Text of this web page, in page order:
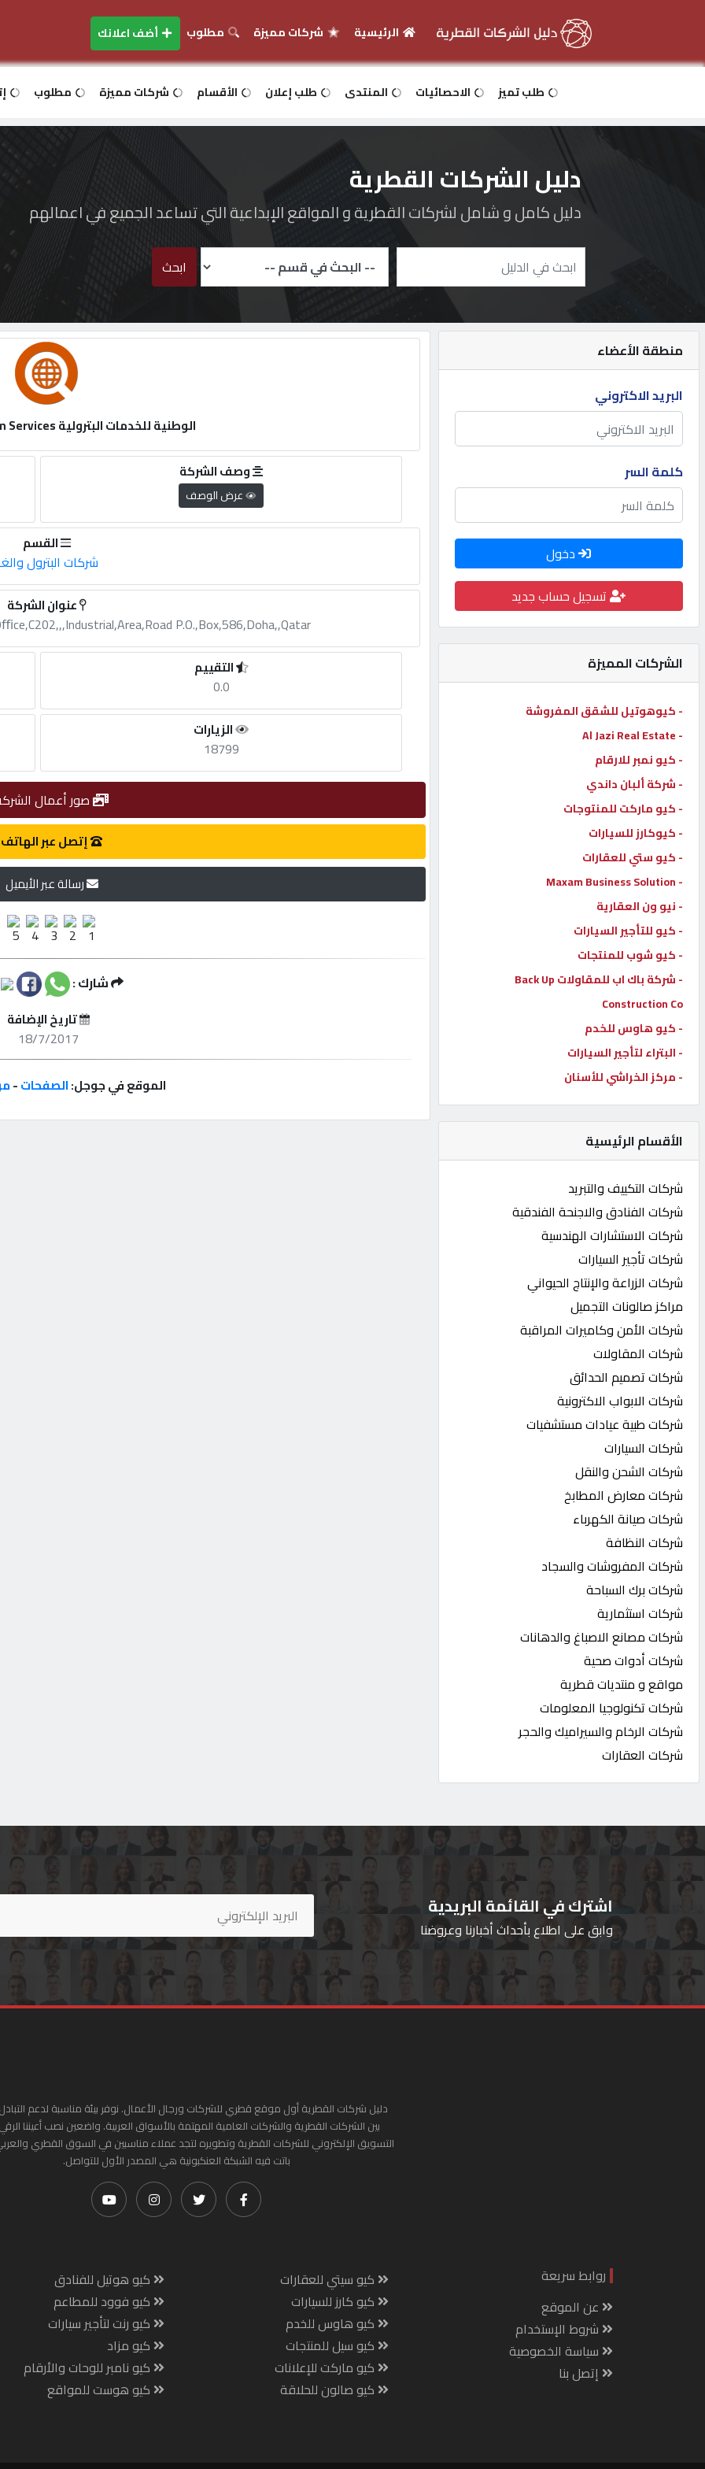
دخول
اعلانك
مطلوب
طلب
الاحصائيات
الأقسام
شركات
مميزة
إبحث
إتصل
بنا
إعلانات
المنتدى
كيو
مزاد
كيو
نمبر
كيو
كارز
كيو
الدليل
القطري
POWERED
QHOST
الرئيسية شركات مميزة مطلوب أضف اعلانك
طلب تميز الاحصائيات المنتدى طلب إعلان الأقسام شركات مميزة مطلوب
دليل الشركات القطرية
دليل كامل و شامل لشركات القطرية و المواقع الإبداعية التي تساعد الجميع في اعمالهم
ابحث
منطقة الأعضاء
البريد الاكتروني
كلمة السر
دخول
تسجيل حساب جديد
الشركات المميزة
- كيوهوتيل للشقق المفروشة
- Al Jazi Real Estate
- كيو نمبر للارقام
- شركة ألبان داندي
- كيو ماركت للمنتوجات
- كيوكارز للسيارات
- كيو ستي للعقارات
- Maxam Business Solution
- نيو ون العقارية
- كيو للتأجير السيارات
- كيو شوب للمنتجات
- شركة باك اب للمقاولات Back Up
Construction Co
- كيو هاوس للخدم
- البتراء لتأجير السيارات
- مركز الخراشي للأسنان
الأقسام الرئيسية
شركات التكييف والتبريد
شركات الفنادق والاجنحة الفندقية
شركات الاستشارات الهندسية
شركات تأجير السيارات
شركات الزراعة والإنتاج الحيواني
مراكز صالونات التجميل
شركات الأمن وكاميرات المراقبة
شركات المقاولات
شركات تصميم الحدائق
شركات الابواب الاكترونية
شركات طبية عيادات مستشفيات
شركات السيارات
شركات الشحن والنقل
شركات معارض المطابخ
شركات صيانة الكهرباء
شركات النظافة
شركات المفروشات والسجاد
شركات برك السباحة
شركات استثمارية
شركات مصانع الاصباغ والدهانات
شركات أدوات صحية
مواقع و منتديات قطرية
شركات تكنولوجيا المعلومات
شركات الرخام والسيراميك والحجر
شركات العقارات
الوطنية للخدمات البترولية National Petroleum Services
وصف الشركة
عرض الوصف
القسم
شركات البترول
عنوان الشركة
P.O.,Box,586,Doha,,Qatar
التقييم
0.0
الزيارات
18799
صور أعمال
إتصل عبر الهاتف
رسالة عبر الأيميل
شارك :
تاريخ الإضافة
18/7/2017
الموقع في جوجل:الصفحات-
اشترك في القائمة البريدية
وابق على اطلاع بأحداث أخبارنا وعروضنا
دليل شركات القطرية أول موقع قطري للشركات ورجال الأعمال. نوفر بيئة مناسبة لدعم
بين الشركات القطرية والشركات العامية المهتمة بالأسواق العربية. واضعين نصب أعيننا
التسويق الإلكتروني للشركات القطرية وتطويره لتجد عملاء مناسبين في السوق القطري
باتت فيه الشبكة العنكبونية هي المصدر الأول للتواصل.
روابط سريعة
عن الموقع
شروط الإستخدام
سياسة الخصوصية
إتصل بنا
كيو سيتي للعقارات
كيو كارز للسيارات
كيو هاوس للخدم
كيو سيل للمنتجات
كيو ماركت للإعلانات
كيو صالون للحلاقة
كيو هوتيل للفنادق
كيو فوود للمطاعم
كيو رنت لتأجير سيارات
كيو مزاد
كيو نامبر للوحات والأرقام
كيو هوست للمواقع